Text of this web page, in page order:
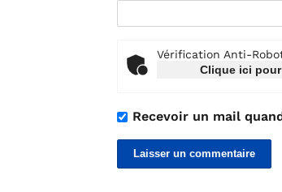
Vérification Anti-
Clique ici
Recevoir un mail